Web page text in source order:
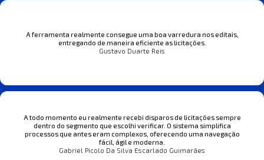
A ferramenta realmente consegue uma boa varredura nos editais,
entregando de maneira eficiente as licitações.
Gustavo Duarte Reis
A todo momento eu realmente recebi disparos de licitações sempre
dentro do segmento que escolhi verificar. O sistema simplifica
processos que antes eram complexos, oferecendo uma navegação
fácil, ágil e moderna.
Gabriel Picolo Da Silva Escarlado Guimarães